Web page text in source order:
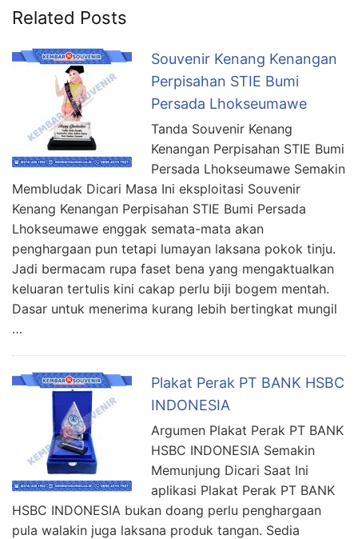
Related Posts
Souvenir Kenang Kenangan
Perpisahan STIE Bumi
Persada Lhokseumawe
Tanda Souvenir Kenang
Kenangan Perpisahan STIE Bumi
Persada Lhokseumawe Semakin
Membludak Dicari Masa Ini eksploitasi Souvenir
Kenang Kenangan Perpisahan STIE Bumi Persada
Lhokseumawe enggak semata-mata akan
penghargaan pun tetapi lumayan laksana pokok tinju.
Jadi bermacam rupa faset bena yang mengaktualkan
keluaran tertulis kini cakap perlu biji bogem mentah.
Dasar untuk menerima kurang lebih bertingkat mungil
…
Plakat Perak PT BANK HSBC
INDONESIA
Argumen Plakat Perak PT BANK
HSBC INDONESIA Semakin
Memunjung Dicari Saat Ini
aplikasi Plakat Perak PT BANK
HSBC INDONESIA bukan doang perlu penghargaan
pula walakin juga laksana produk tangan. Sedia